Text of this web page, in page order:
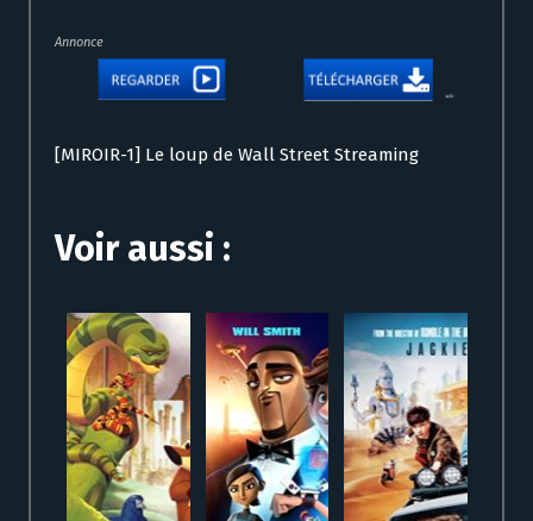
Annonce
[MIROIR-1] Le loup de Wall Street Streaming
Voir aussi :